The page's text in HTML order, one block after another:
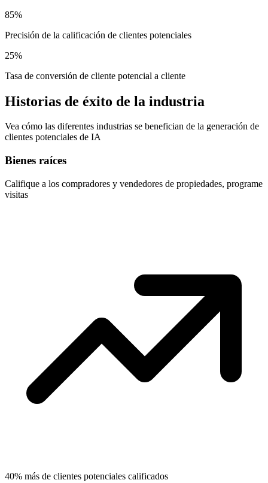
85%
Precisión de la calificación de clientes potenciales
25%
Tasa de conversión de cliente potencial a cliente
Historias de éxito de la industria
Vea cómo las diferentes industrias se benefician de la generación de
clientes potenciales de IA
Bienes raíces
Califique a los compradores y vendedores de propiedades, programe
visitas
40% más de clientes potenciales calificados